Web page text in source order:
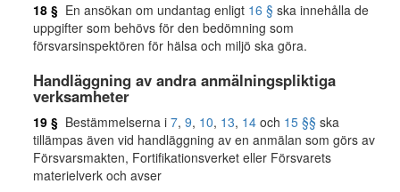
18 § En ansökan om undantag enligt 16 § ska innehålla de
uppgifter som behövs för den bedömning som
försvarsinspektören för hälsa och miljö ska göra.
Handläggning av andra anmälningspliktiga
verksamheter
19 § Bestämmelserna i 7, 9, 10, 13, 14 och 15 §§ ska
tillämpas även vid handläggning av en anmälan som görs av
Försvarsmakten, Fortifikationsverket eller Försvarets
materielverk och avser